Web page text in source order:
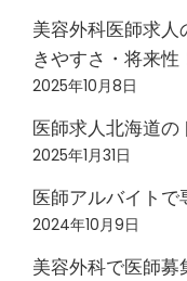
美容外科医師求
きやすさ・将来性
2025年10月8日
医師求人北海道の
2025年1月31日
医師アルバイトで
2024年10月9日
美容外科で医師募